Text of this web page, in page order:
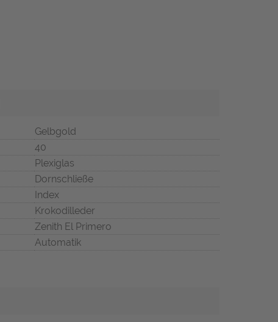
Gelbgold
40
Plexiglas
Dornschließe
Index
Krokodilleder
Zenith El Primero
Automatik